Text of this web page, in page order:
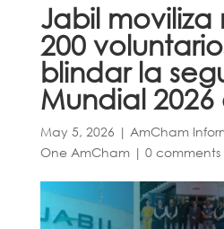
Jabil moviliza
200
blindar la
Mundial 2026
May 5, 2026 | AmCham
One AmCham| 0 comments